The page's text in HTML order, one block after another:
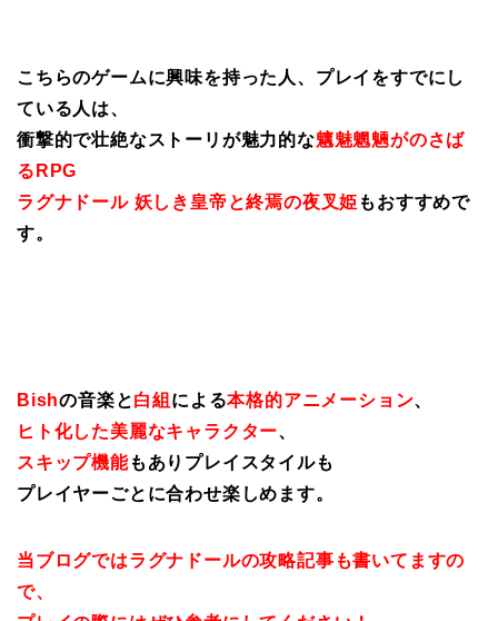
こちらのゲームに興味を持った人、プレイをすでにし
ている人は、
衝撃的で壮絶なストーリが魅力的な魑魅魍魎がのさば
るRPG
ラグナドール 妖しき皇帝と終焉の夜叉姫 もおすすめで
す。
Bishの音楽と白組 による本格的アニメーション、
ヒト化した美麗なキャラクター、
スキップ機能もありプレイスタイルも
プレイヤーごとに合わせ楽しめます。
当ブログではラグナドールの攻略記事も書いてますの
で、